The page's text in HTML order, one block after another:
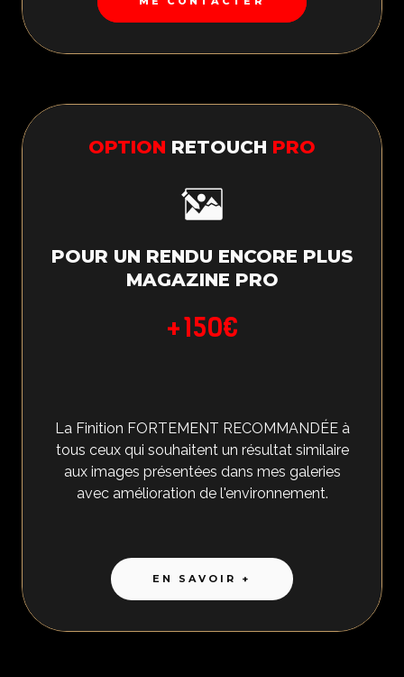
OPTION RETOUCH PRO
POUR UN RENDU ENCORE PLUS
MAGAZINE PRO
+150€
La Finition FORTEMENT RECOMMANDÉE à
tous ceux qui souhaitent un résultat similaire
aux images présentées dans mes galeries
avec amélioration de l'environnement.
EN SAVOIR +